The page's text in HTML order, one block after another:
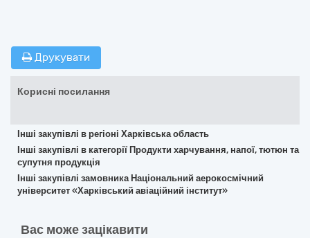
Друкувати
Корисні посилання
Інші закупівлі в регіоні Харківська область
Інші закупівлі в категорії Продукти харчування, напої, тютюн та
супутня продукція
Інші закупівлі замовника Національний аерокосмічний
університет «Харківський авіаційний інститут»
Вас може зацікавити